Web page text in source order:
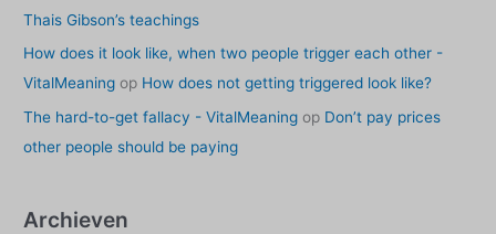
Thais Gibson’s teachings
How does it look like, when two people trigger each other -
VitalMeaning op How does not getting triggered look like?
The hard-to-get fallacy - VitalMeaning op Don’t pay prices
other people should be paying
Archieven